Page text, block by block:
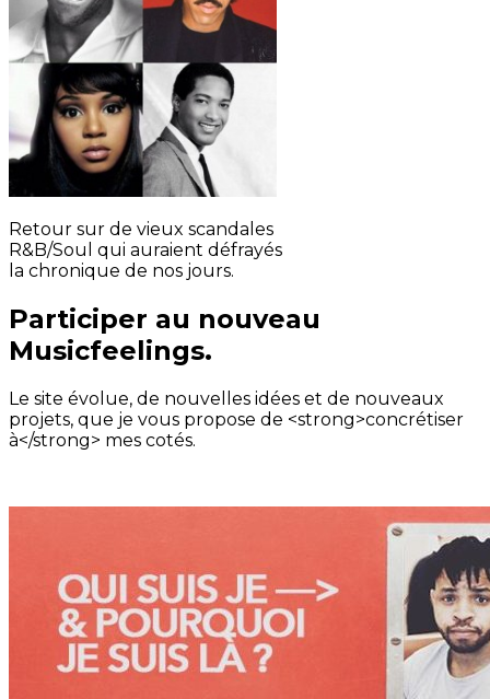
Retour sur de vieux scandales
R&B/Soul qui auraient défrayés
la chronique de nos jours.
Participer au nouveau
Musicfeelings.
Le site évolue, de nouvelles idées et de nouveaux
projets, que je vous propose de <strong>concrétiser
à</strong> mes cotés.